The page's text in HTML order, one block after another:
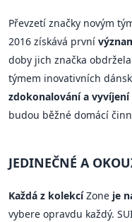
Převzetí značky novým
2016 získává první
doby jich značka
týmem inovativních
zdokonalování a
budou běžné domácí
JEDINEČNÉ A
Každá z kolekcíZone je
vybere opravdu každý.